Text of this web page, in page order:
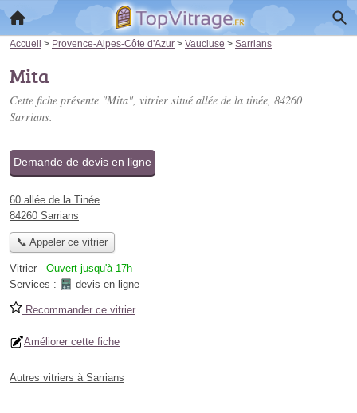
Accueil > Provence-Alpes-Côte d'Azur > Vaucluse > Sarrians
Mita
Cette fiche présente "Mita", vitrier situé allée de la tinée, 84260
Sarrians.
Demande de devis en ligne
60 allée de la Tinée
84260 Sarrians
📞 Appeler ce vitrier
Vitrier - Ouvert jusqu'à 17h
Services :
devis en ligne
Recommander ce vitrier
Améliorer cette fiche
Autres vitriers à Sarrians